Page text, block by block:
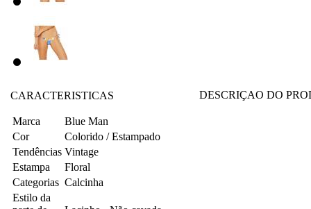
CARACTERISTICAS
Marca
Blue Man
Cor
Colorido / Estampado
Tendências Vintage
Estampa
Floral
Categorias Calcinha
Estilo da
DESCRIÇAO DO